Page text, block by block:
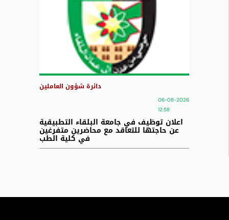
دائرة شؤون العاملين
06-08-2026
12:58
اعلان توظيف في جامعة البلقاء التطبيقية
عن حاجتها للتعاقد مع محاضرين متفرغين
في كلية الطب